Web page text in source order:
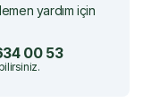
yardım için
00 53